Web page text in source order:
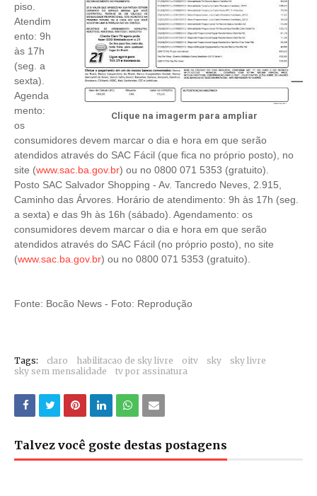
Clique na imagerm para ampliar
piso.
Atendim
ento: 9h
às 17h
(seg. a
sexta).
Agenda
mento:
os
consumidores devem marcar o dia e hora em que serão
atendidos através do SAC Fácil (que fica no próprio posto), no
site (www.sac.ba.gov.br) ou no 0800 071 5353 (gratuito).
Posto SAC Salvador Shopping - Av. Tancredo Neves, 2.915,
Caminho das Árvores. Horário de atendimento: 9h às 17h (seg.
a sexta) e das 9h às 16h (sábado). Agendamento: os
consumidores devem marcar o dia e hora em que serão
atendidos através do SAC Fácil (no próprio posto), no site
(www.sac.ba.gov.br) ou no 0800 071 5353 (gratuito).
Fonte: Bocão News - Foto: Reprodução
Tags: claro habilitacao de sky livre oitv sky
sky livre
sky sem mensalidade
tv por assinatura
Talvez você goste destas postagens